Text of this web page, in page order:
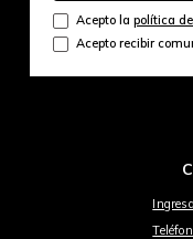
Acepto la política
Acepto recibir